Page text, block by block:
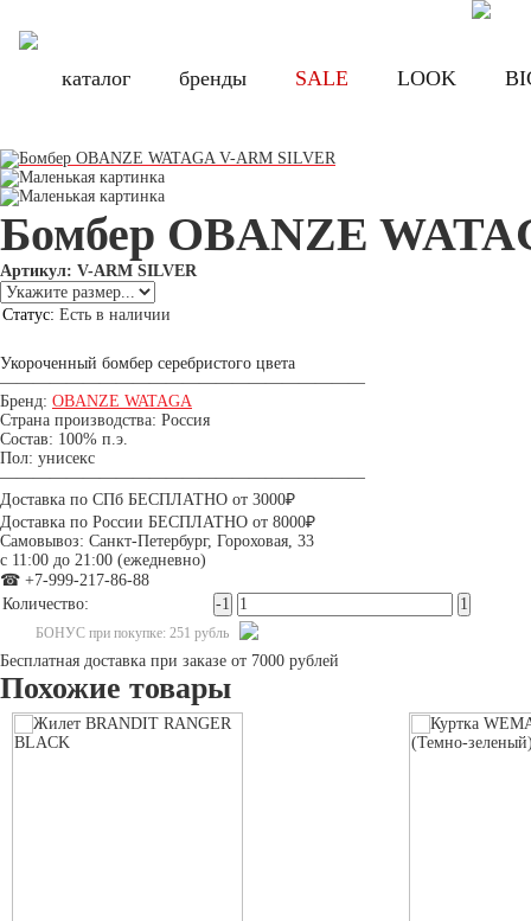
Бесплатная доставка по России
каталог бренды SALE LOOK
Бесплатная доставка по России при заказе от 8000 руб., по Санкт-
каталог бренды SALE LOOK
Бомбер OBANZE
Артикул: V-ARM SILVER
Статус: Есть в наличии
Укороченный бомбер серебристого цвета
——————————————————————
Бренд: OBANZE WATAGA
Страна производства: Россия
Состав: 100% п.э.
Пол: унисекс
——————————————————————
Доставка по СПб БЕСПЛАТНО от 3000₽
Доставка по России БЕСПЛАТНО от 8000₽
Самовывоз: Санкт-Петербург, Гороховая, 33
с 11:00 до 21:00 (ежедневно)
☎ +7-999-217-86-88
Количество:
БОНУС при покупке: 251 рубль
Бесплатная доставка при заказе от 7000 рублей
Похожие товары